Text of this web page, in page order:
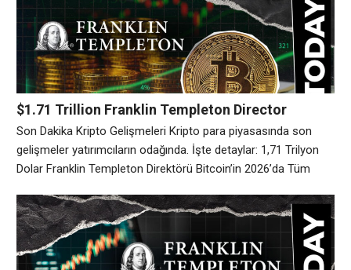
$1.71 Trillion Franklin Templeton Director
Expects All-Time Highs for Bitcoin in 2026 But
Warns of Regulatory Headwinds | Kripto
Haberleri
Son Dakika Kripto Gelişmeleri Kripto para piyasasında son
gelişmeler yatırımcıların odağında. İşte detaylar: 1,71 Trilyon
Dolar Franklin Templeton Direktörü Bitcoin’in 2026’da Tüm
Olumsuz Rüzgarlara Karşı Uyardı – U.Today